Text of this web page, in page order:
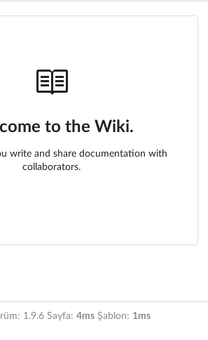
to the Wiki.
write and share documentation with
collaborators.
1.9.6 Sayfa: 4msŞablon: 1ms